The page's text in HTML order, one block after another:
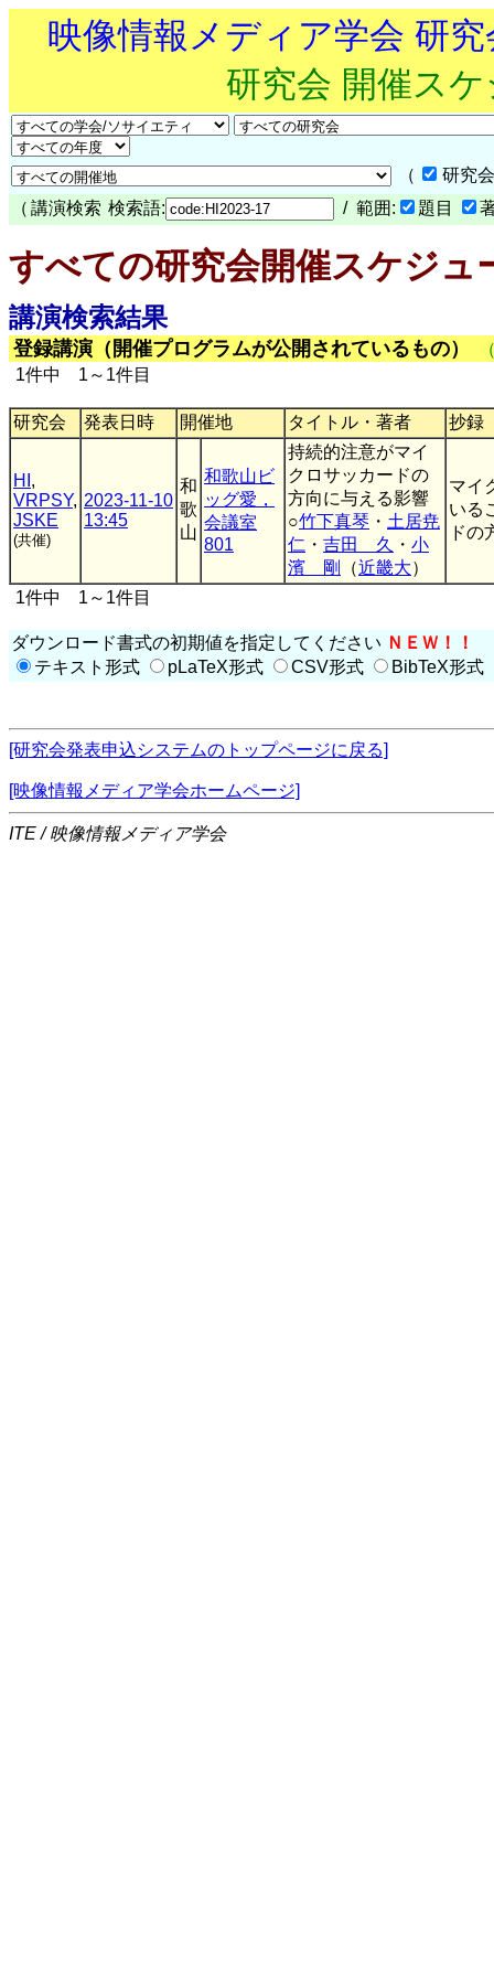
映像情報メディア学会 研
研究会 開催ス
（
研究
（ 講演検索 検索語: / 範囲: 題目
すべての研究会開催スケジュ
講演検索結果
登録講演（開催プログラムが公開されているもの）
1件中 1～1件目
研究会 発表日時 開催地 タイトル・著者 抄録
HI ,
VRPSY,
JSKE
(共催)
2023-11-10
13:45
和
歌
山
和歌山ビ
ッグ愛，
会議室
801
持続的注意がマイ
クロサッカードの
⽅向に与える影響
○竹下真琴 ・ 土居尭
仁 ・ 吉田 久 ・ 小
濱 剛
（近畿大）
マイ
いる
ドの
1件中 1～1件目
ダウンロード書式の初期値を指定してください ＮＥＷ！！
テキスト形式
pLaTeX形式 CSV形式 BibTeX形式
[研究会発表申込システムのトップページに戻る]
[映像情報メディア学会ホームページ]
ITE / 映像情報メディア学会